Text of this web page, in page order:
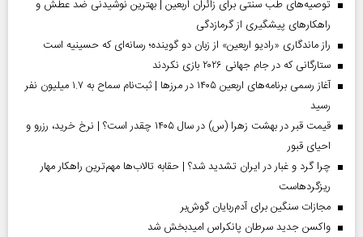
توصیه‌های طب سنتی برای زائران اربعین | بهترین نوشیدنی ضد عطش و
راهکارهای پیشگیری از گرمازدگی
راز ماندگاری «رادیو اربعین» از زبان دو گوینده؛ رسانه‌ای که حسینیه است
ستارگانی که در جام جهانی ۲۰۲۶ بازی نکردند
آغاز رسمی برنامه‌های اربعین ۱۴۰۵ در مرز‌ها | ثبت‌نام سماح به ۱.۷ میلیون نفر
رسید
قیمت قبر در بهشت زهرا (س) در سال ۱۴۰۵ چقدر است؟ | نرخ خرید، رزرو و
احیای قبور
چرا گرد و غبار در ایران تشدید شد؟ | حقابه تالاب‌ها مهم‌ترین راهکار مهار
ریزگردهاست
مجازات سنگین برای آدم‌ربایان گوش‌بر
واکسن جدید سرطان پانکراس امیدبخش شد